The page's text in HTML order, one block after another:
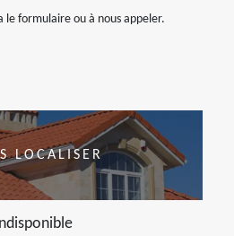
le formulaire ou à nous appeler.
LOCALISER